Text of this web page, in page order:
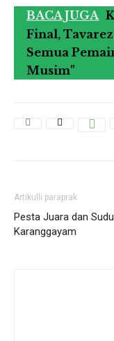
BACA JUGA
Final,
Semua
Musim"
Artikulli paraprak
Pesta Juara dan
Karanggayam